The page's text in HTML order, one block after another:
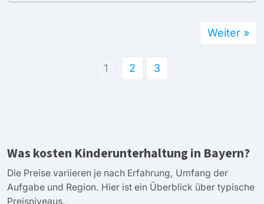
1 2 3
Weiter »
Was kosten Kinderunterhaltung in Bayern?
Die Preise variieren je nach Erfahrung, Umfang der
Aufgabe und Region. Hier ist ein Überblick über typische
Preisniveaus.